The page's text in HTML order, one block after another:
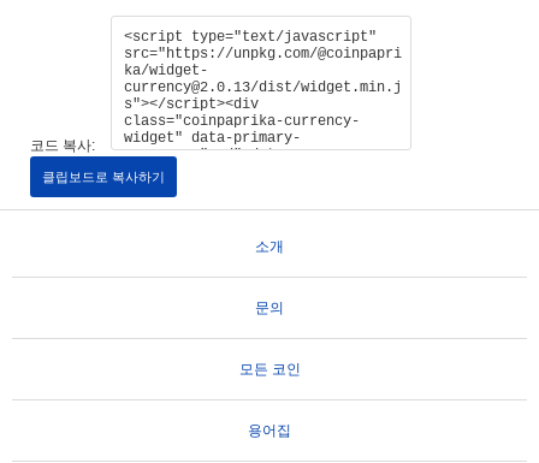
코드 복사:
클립보드로 복사하기
소개
문의
모든 코인
용어집